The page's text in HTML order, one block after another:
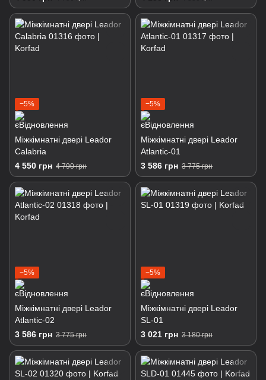
−5%
Міжкімнатні двері Leador
Calabria
4 550 грн 4 790 грн
−5%
Міжкімнатні двері Leador
Atlantic-01
3 586 грн 3 775 грн
−5%
Міжкімнатні двері Leador
Atlantic-02
3 586 грн 3 775 грн
−5%
Міжкімнатні двері Leador
SL-01
3 021 грн 3 180 грн